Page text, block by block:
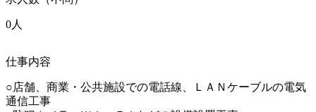
0人
仕事内容
○店舗、商業・公共施設での電話線、ＬＡＮケーブルの電気
通信工事